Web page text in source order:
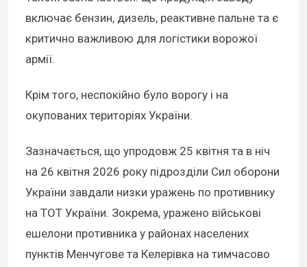
включає бензин, дизель, реактивне пальне та є
критично важливою для логістики ворожої
армії.
Крім того, неспокійно було ворогу і на
окупованих територіях України.
Зазначається, що упродовж 25 квітня та в ніч
на 26 квітня 2026 року підрозділи Сил оборони
України завдали низки уражень по противнику
на ТОТ України. Зокрема, уражено військові
ешелони противника у районах населених
пунктів Менчугове та Келерівка на тимчасово